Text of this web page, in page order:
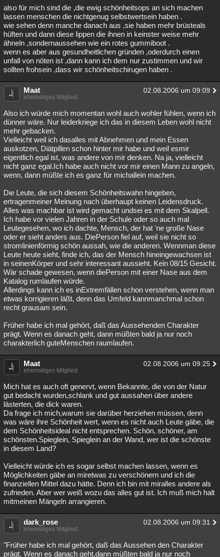
also für mich sind die ,die ewig schönheitsops an sich machen
lassen menschen die nichtgenug selbstwertsein haben .
wie sehen denn manche danach aus ,sie haben mehr brüsteals
hüften und dann diese lippen die ihnen in keinster weise mehr
ähneln ,sondernaussehen wie ein rotes gummiboot .
wenn es aber aus gesundheitlichen gründen ,oderdurch einen
unfall von nöten ist ,dann kann ich dem nur zustimmen und wir
sollten frohsein ,dass wir schönheitschirugen haben .
Maat 02.08.2006 um 09:09
ehemaliges Mitglied
Also ich würde mich momentan wohl auch wohler fühlen, wenn ich
dünner wäre. Nur leiderkriege ich das in diesem Leben wohl nicht
mehr gebacken.
Vielleicht weil ich dasalles mit Abnehmen und mein Essen
auskotzen, Diätpillen schon hinter mir habe und weil esmir
eigentlich egal ist, was andere von mir denken. Na ja, vielleicht
nicht ganz egal.Ich habe auch nicht vor mir einen Mann zu angeln,
wenn, dann müßte ich es ganz für michallein machen.
Die Leute, die sich diesem Schönheitswahn hingeben,
ertragenmeiner Meinung nach überhaupt keinen Leidensdruck.
Alles was machbar ist wird gemacht undsei es mit dem Skalpell.
Ich habe vor vielen Jahren in der Schule oder so auch mal
Leutegesehen, wo ich dachte, Mensch, der hat 'ne große Nase
oder er sieht anders aus. DiePerson fiel auf, weil sie nicht so
stromlinienförmig schön aussah, wie die anderen. Wennman diese
Leute heute sieht, finde ich, das der Mensch hineingewachsen ist
in seinenKörper und sehr interessant aussieht. Kein 08/15 Gesicht.
Wär schade gewesen, wenn diePerson mit einer Nase aus dem
Katalog rumlaufen würde.
Allerdings kann ich es inExtremfällen schon verstehen, wenn man
etwas korrigieren läßt, denn das Umfeld kannmanchmal schon
recht grausam sein.
Früher habe ich mal gehört, daß das Aussehenden Charakter
prägt. Wenn es danach geht, dann müßten bald ja nur noch
charakterlich guteMenschen raumlaufen.
Maat 02.08.2006 um 09:25
ehemaliges Mitglied
Mich hat es auch oft genervt, wenn Bekannte, die von der Natur
gut bedacht wurden,schlank und gut aussahen über andere
lästerten, die dick waren.
Da frage ich mich,warum sie darüber herziehen müssen, denn
was wäre ihre Schönheit wert, wenn es nicht auch Leute gäbe, die
dem Schönheitsideal nicht entsprechen. Schön, schöner, am
schönsten.Spieglein, Spieglein an der Wand, wer ist die schönste
in diesem Land?
Vielleicht würde ich es sogar selbst machen lassen, wenn es
Möglichkeiten gäbe an miretwas zu verschönern und ich die
finanziellen Mittel dazu hätte. Denn ich bin mit miralles andere als
zufrieden. Aber wer weiß wozu das alles gut ist. Ich muß mich halt
mitmeinen Mängeln arrangieren.
dark_rose 02.08.2006 um 09:31
ehemaliges Mitglied
"Früher habe ich mal gehört, daß das Aussehen den Charakter
prägt. Wenn es danach geht,dann müßten bald ja nur noch